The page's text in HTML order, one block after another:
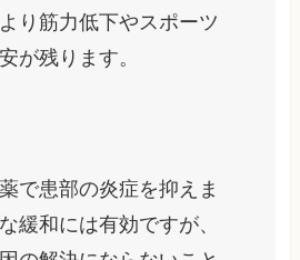
り筋力低下やスポーツ
が残ります。
で患部の炎症を抑えま
緩和には有効ですが、